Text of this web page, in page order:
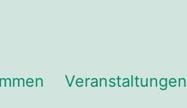
Veranstaltungen